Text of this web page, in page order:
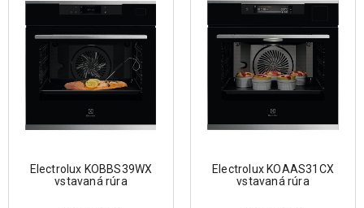
Electrolux KOBBS39WX
vstavaná rúra
Electrolux KOAAS31CX
vstavaná rúra